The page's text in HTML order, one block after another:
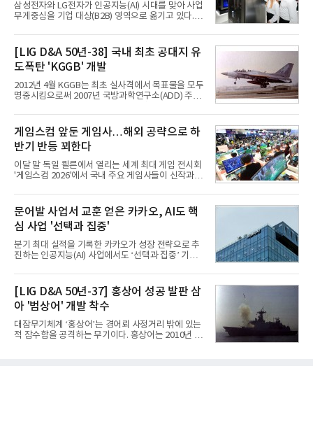
삼성전자와 LG전자가 인공지능(AI) 시대를 맞아 사업
무게중심을 기업 대상(B2B) 영역으로 옮기고 있다.
접어든 가운데 삼성전자는 AI 반도체를 중심으로 데
이터센터 생태계 공략을 강화하고 LG전자는 냉각솔
루션·전장·로봇 등 기업용 솔루션 사업 확대에 속도를
내고 있다.9일 업계에 따르면 LG전자는 2분기 생활가
전과 프리미엄 제품 경쟁력에 더해 B2B 사업 확대 효
과로 수익성을 방어한 반면 삼성전자는 디바이스경험
(DX) 부문의 TV·생활가전 수익성이 악화됐다. 대신 삼
사업 확대
[LIG D&A 50년-38] 국내 최초 공대지 유
도폭탄 'KGGB' 개발
2012년 4월 KGGB는 최초 실사격에서 목표물을 모두
명중시킴으로써 2007년 국방과학연구소(ADD) 주관
체로 참여했다. 체계개발에는 총 400여억 원의 개발
비와 62개월의 기간이 소요됐다. 한국형 GPS 유도폭
탄 KGGB(Korea GPS Guided Bomb)는 국내 최초
의 공대지 유도폭탄으로 2012년에 최종 전투용 적합
판정을 받았다.우리 공군이 운용하는 모든 전투기에
탑재할 수 있는 KGGB는 일반목적폭탄(General
Purpose Bomb)에 장착하여 운용토록 개발됐다.이
는 조종사가 휴대하는 명령통신장치(PDU, P
게임스컴 앞둔 게임사…해외 공략으로 하
반기 반등 꾀한다
이달 말 독일 쾰른에서 열리는 세계 최대 게임 전시회
'게임스컴 2026'에서 국내 주요 게임사들이 신작과 글
체별로 엇갈린 가운데 하반기 신작 흥행과 해외 시장
성과가 실적을 좌우할 핵심 변수로 떠오르고 있다.8일
업계에 따르면 올해 상반기 게임업계는 기업별 성적
표가 크게 갈렸다. 대표적으로 크래프톤은 'PUBG: 배
틀그라운드'의 안정적인 성장에 힘입어 상반기 연결
기준 매출 2조6616억원, 영업이익 9725억원으로 역
대 최대 실적을 기록했다. 엔씨도 올해 출시한 '아이온
동기 대
문어발 사업서 교훈 얻은 카카오, AI도 핵
심 사업 '선택과 집중'
분기 최대 실적을 기록한 카카오가 성장 전략으로 추
진하는 인공지능(AI) 사업에서도 ‘선택과 집중’ 기조
라 투자에 나서는 것과 달리, 카카오는 ‘카카오톡’이
라는 플랫폼 경쟁력을 활용한 AI 에이전트 서비스에
집중하는 전략이다. 과거 무리한 사업 확장 과정에서
겪었던 시행착오를 되풀이하지 않고 핵심 역량에 집
중하겠다는 취지로 풀이된다.7일 업계에 따르면 카카
오는 올해 2분기 연결 기준 매출 2조985억원, 영업이
익 2770억원을 기록했다. 전년 동기 대비 매출과 영업
[LIG D&A 50년-37] 홍상어 성공 발판 삼
아 '범상어' 개발 착수
대잠무기체계 ‘홍상어’는 경어뢰 사정거리 밖에 있는
적 잠수함을 공격하는 무기이다. 홍상어는 2010년 넥